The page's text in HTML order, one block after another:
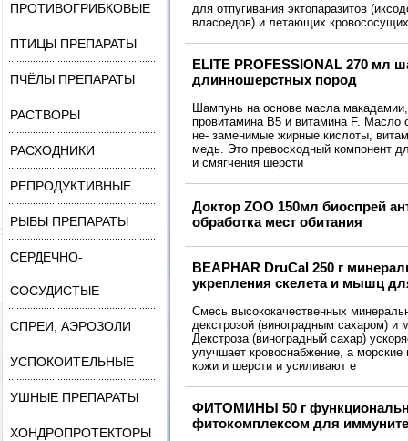
ПРОТИВОГРИБКОВЫЕ
ПТИЦЫ ПРЕПАРАТЫ
ПЧЁЛЫ ПРЕПАРАТЫ
РАСТВОРЫ
РАСХОДНИКИ
РЕПРОДУКТИВНЫЕ
РЫБЫ ПРЕПАРАТЫ
СЕРДЕЧНО-
СОСУДИСТЫЕ
СПРЕИ, АЭРОЗОЛИ
УСПОКОИТЕЛЬНЫЕ
УШНЫЕ ПРЕПАРАТЫ
ХОНДРОПРОТЕКТОРЫ
для отпугивания эктопаразитов
власоедов) и летающих
ELITE PROFESSIONAL 270 мл
длинношерстных пород
Шампунь на основе масла
провитамина В5 и витамина F. Масло
не- заменимые жирные кислоты,
медь. Это превосходный компонент
и смягчения шерсти
Доктор ZOO 150мл биоспрей
обработка мест обитания
BEAPHAR DruCal 250 г
укрепления скелета и мышц
Смесь высококачественных
декстрозой (виноградным сахаром) и
Декстроза (виноградный сахар)
улучшает кровоснабжение, а
кожи и шерсти и усиливают е
ФИТОМИНЫ 50 г
фитокомплексом для